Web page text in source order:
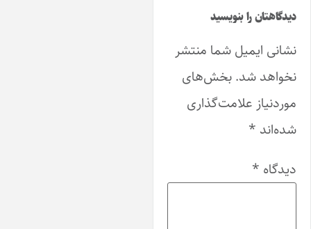
را بنویسید
ایمیل شما منتشر
شد. بخش‌های
علامت‌گذاری
*
*